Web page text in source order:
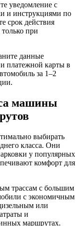
уведомление с
и инструкциями по
срок действия
при
данные
и платежной карты в
за 1–2
машины
выбирать
класса. Они
у популярных
комфорт для
трассам с большим
с экономичным
или
и
маршрутах.